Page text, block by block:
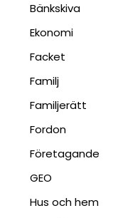
Bänkskiva
Ekonomi
Facket
Familj
Familjerätt
Fordon
Företagande
GEO
Hus och hem